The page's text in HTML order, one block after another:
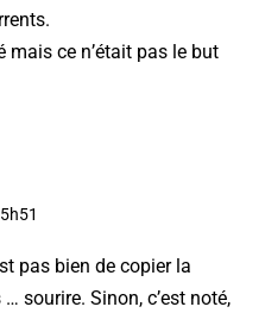
mais ce n’était pas le but
pas bien de copier la
sourire. Sinon, c’est noté,